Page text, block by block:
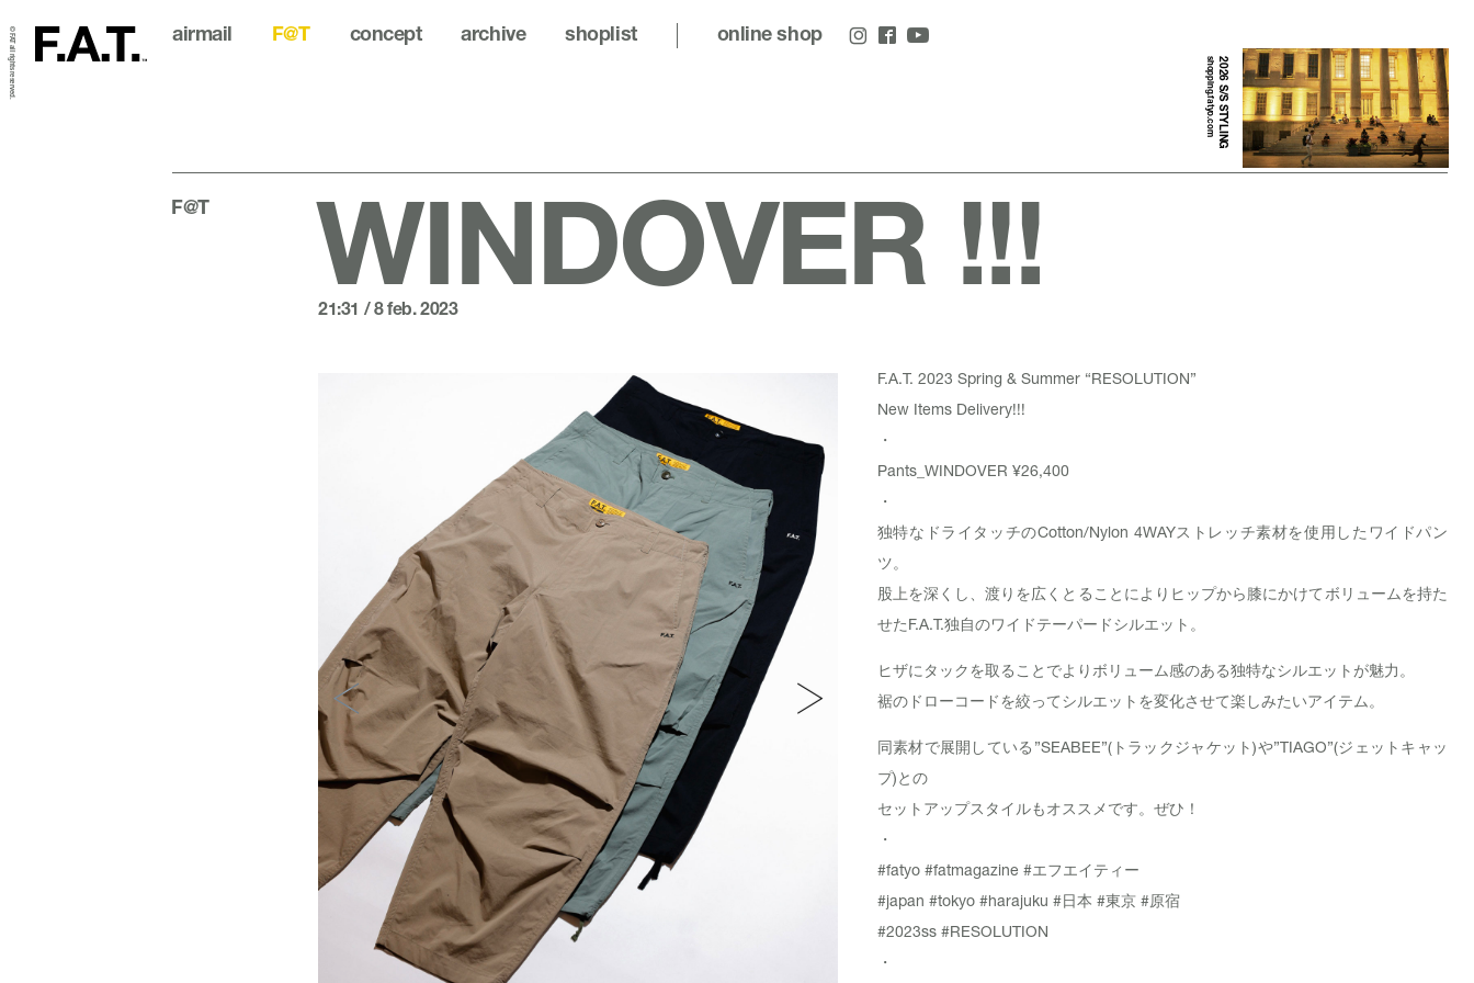
2026 S/S STYLING
shopping.fatyo.com
airmail F@T concept archive shoplist online shop
© FAT all rights reserved.
F@T WINDOVER !!!
21:31 / 8 feb. 2023
F.A.T. 2023 Spring & Summer “RESOLUTION”
New Items Delivery!!!
・
Pants_ WINDOVER ¥26,400
・
独特なドライタッチのCotton/Nylon 4WAYストレッチ素材を使用したワイドパン
ツ。
股上を深くし、渡りを広くとることによりヒップから膝にかけてボリュームを持た
せたF.A.T.独自のワイドテーパードシルエット。
ヒザにタックを取ることでよりボリューム感のある独特なシルエットが魅力。
裾のドローコードを絞ってシルエットを変化させて楽しみたいアイテム。
同素材で展開している”SEABEE”(トラックジャケット)や”TIAGO”(ジェットキャッ
プ)との
セットアップスタイルもオススメです。ぜひ！
・
#fatyo #fatmagazine #エフエイティー
#japan #tokyo #harajuku #日本 #東京 #原宿
#2023ss #RESOLUTION
・